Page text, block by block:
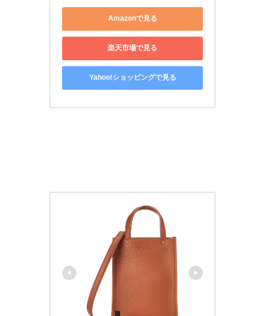
Amazonで見る
楽天市場で見る
Yahoo!ショッピングで見る